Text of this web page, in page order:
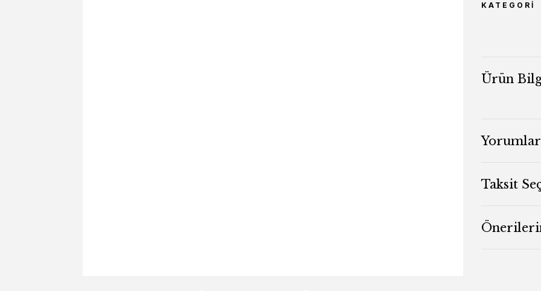
KATEGORI
Ürün
Yorumlar
Taksit